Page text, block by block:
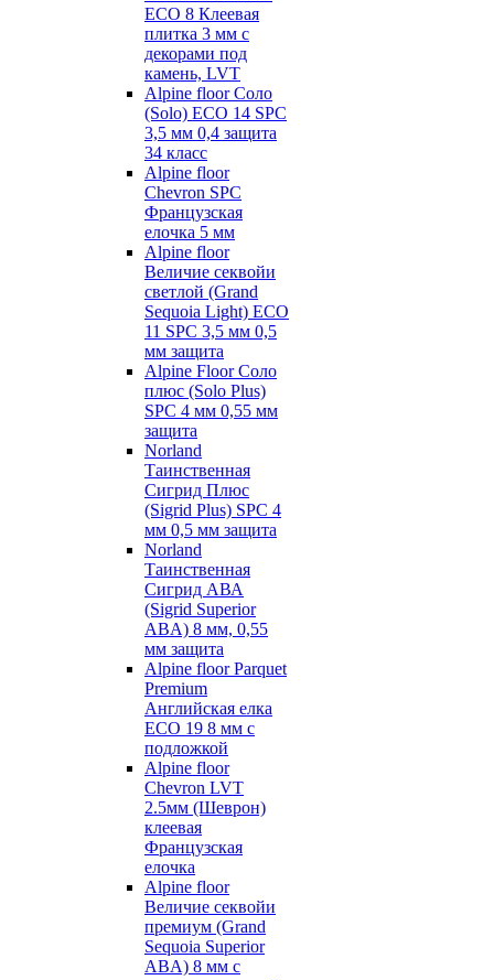
ECO 8 Клеевая
плитка 3 мм с
декорами под
камень, LVT
Alpine floor Соло
(Solo) ECO 14 SPC
3,5 мм 0,4 защита
34 класс
Alpine floor
Chevron SPC
Французская
елочка 5 мм
Alpine floor
Величие секвойи
светлой (Grand
Sequoia Light) ECO
11 SPC 3,5 мм 0,5
мм защита
Alpine Floor Соло
плюс (Solo Plus)
SPC 4 мм 0,55 мм
защита
Norland
Таинственная
Сигрид Плюс
(Sigrid Plus) SPC 4
мм 0,5 мм защита
Norland
Таинственная
Сигрид АВА
(Sigrid Superior
ABA) 8 мм, 0,55
мм защита
Alpine floor Parquet
Premium
Английская елка
ECO 19 8 мм с
подложкой
Alpine floor
Chevron LVT
2.5мм (Шеврон)
клеевая
Французская
елочка
Alpine floor
Величие секвойи
премиум (Grand
Sequoia Superior
ABA) 8 мм с